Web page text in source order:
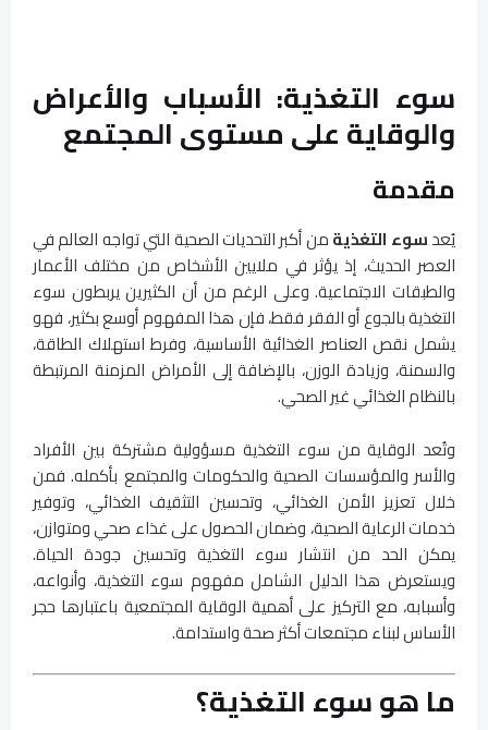
سوء التغذية: الأسباب والأعراض
والوقاية على مستوى المجتمع
مقدمة
يُعدسوء التغذيةمن أكبر التحديات الصحية التي تواجه العالم في
العصر الحديث، إذ يؤثر في ملايين الأشخاص من مختلف الأعمار
والطبقات الاجتماعية. وعلى الرغم من أن الكثيرين يربطون سوء
التغذية بالجوع أو الفقر فقط، فإن هذا المفهوم أوسع بكثير، فهو
يشمل نقص العناصر الغذائية الأساسية، وفرط استهلاك الطاقة،
والسمنة، وزيادة الوزن، بالإضافة إلى الأمراض المزمنة المرتبطة
بالنظام الغذائي غير الصحي.
وتُعد الوقاية من سوء التغذية مسؤولية مشتركة بين الأفراد
والأسر والمؤسسات الصحية والحكومات والمجتمع بأكمله. فمن
خلال تعزيز الأمن الغذائي، وتحسين التثقيف الغذائي، وتوفير
خدمات الرعاية الصحية، وضمان الحصول على غذاء صحي ومتوازن،
يمكن الحد من انتشار سوء التغذية وتحسين جودة الحياة.
ويستعرض هذا الدليل الشامل مفهوم سوء التغذية، وأنواعه،
وأسبابه، مع التركيز على أهمية الوقاية المجتمعية باعتبارها حجر
الأساس لبناء مجتمعات أكثر صحة واستدامة.
ما هو سوء التغذية؟